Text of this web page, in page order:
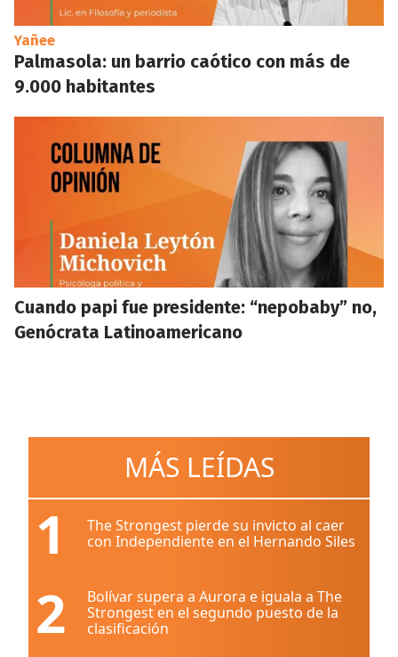
Yañee
Palmasola: un barrio caótico con más de
9.000 habitantes
Cuando papi fue presidente: “nepobaby” no,
Genócrata Latinoamericano
MÁS LEÍDAS
1
The Strongest pierde su invicto al caer
con Independiente en el Hernando Siles
2
Bolívar supera a Aurora e iguala a The
Strongest en el segundo puesto de la
clasificación